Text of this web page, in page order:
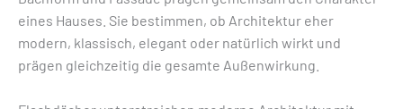
eines Hauses. Sie bestimmen, ob Architektur eher
modern, klassisch, elegant oder natürlich wirkt und
prägen gleichzeitig die gesamte Außenwirkung.